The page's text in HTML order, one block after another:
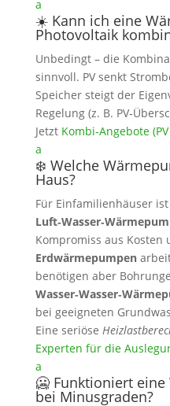
a
☀️ Kann ich eine
Photovoltaik
Unbedingt – die
sinnvoll. PV senkt
Speicher steigt der
Regelung (z. B.
Jetzt Kombi‑Angebote
a
❄️ Welche
Haus?
Für Einfamilienhäuser
Kompromiss aus Kosten
Erdwärmepumpen
benötigen aber
bei geeigneten
Eine seriöse
Experten für die
a
🥶 Funktioniert
bei Minusgraden?